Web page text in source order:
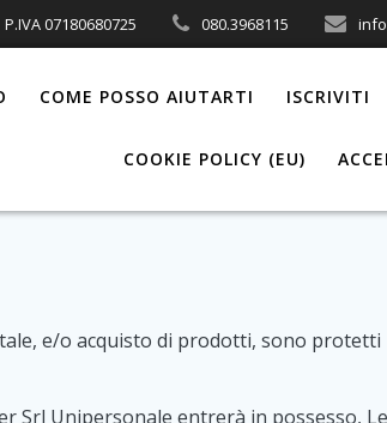
07180680725 080.3968115
COME POSSO AIUTARTI ISCRIVITI
COOKIE POLICY (EU)
e/o acquisto di prodotti, sono protetti
Srl Unipersonale entrerà in possesso,